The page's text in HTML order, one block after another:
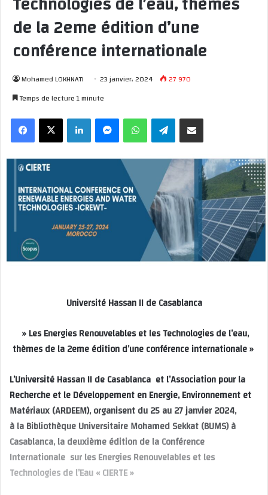
de la 2eme édition d’une
conférence internationale
Mohamed LOKHNATI 23 janvier، 2024
27 970
Temps de lecture 1 minute
Telegram
Université Hassan II de Casablanca
» Les Energies Renouvelables et les Technologies de l’eau,
thèmes de la 2eme édition d’une conférence internationale »
L’Université Hassan II de Casablanca et l’Association pour la
Recherche et le Développement en Energie, Environnement et
Matériaux (ARDEEM), organisent du 25 au 27 janvier 2024,
à la Bibliothèque Universitaire Mohamed Sekkat (BUMS) à
Casablanca, la deuxième édition de la Conférence
Internationale sur les Energies Renouvelables et les
Technologies de l’Eau « CIERTE »